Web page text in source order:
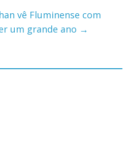
vê Fluminense com
um grande ano →